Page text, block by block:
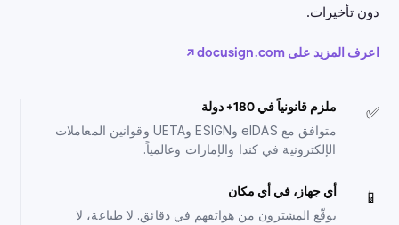
دون تأخيرات.
اعرف المزيد على docusign.com ↗
✅ ملزم قانونياً في 180+ دولة
متوافق مع eIDAS وESIGN وUETA وقوانين المعاملات
الإلكترونية في كندا والإمارات وعالمياً.
📱 أي جهاز، في أي مكان
يوقّع المشترون من هواتفهم في دقائق. لا طباعة، لا